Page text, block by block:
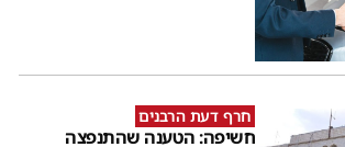
חרף דעת הרבנים
חשיפה: הטענה שהתנפצה